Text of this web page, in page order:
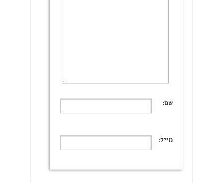
שם:
מייל: